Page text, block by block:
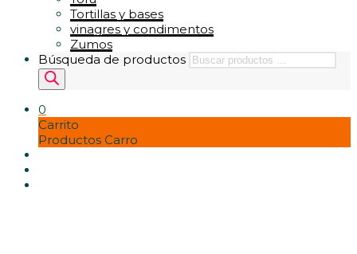
Tortillas y bases
vinagres y condimentos
Zumos
Búsqueda de productos
0
Carrito
Productos Carro